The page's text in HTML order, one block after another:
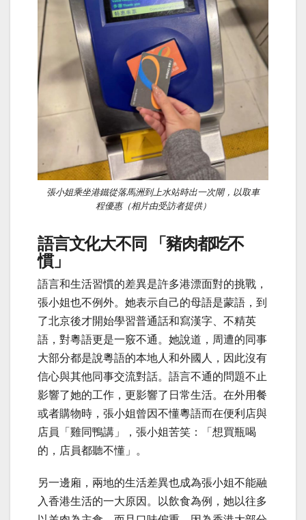
張小姐乘坐港鐵從落馬洲到上水站時出一次閘，以取車
程優惠（相片由受訪者提供）
語言文化大不同
「豬肉都吃不
慣」
語言和生活習慣的差異是許多港漂面對的挑戰，
張小姐也不例外。她表示自己的母語是蒙語，到
了北京後才開始學習普通話和寫漢字
不精英
語，對粵語更是一竅不通。她說道 ， 周遭的同事
大部分都是說粵語的本地人和外國人 ， 因此沒有
信心與其他同事交流對話。語言不通的問題不止
影響了她的工作，更影響了日常生活。在外用餐
或者購物時，張小姐曾因不懂粵語而在便利店與
店員「雞同鴨講」，張小姐苦笑：「想買瓶喝
的，店員都聽不懂」。
另一邊廂，兩地的生活差異也成為張小姐不能融
入香港生活的一大原因。以飲食為例 ， 她以往多